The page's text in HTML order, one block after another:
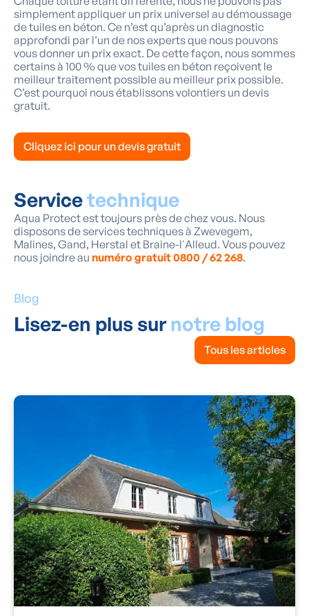
simplement appliquer un prix universel au démoussage
de tuiles en béton. Ce n’est qu’après un diagnostic
approfondi par l’un de nos experts que nous pouvons
vous donner un prix exact. De cette façon, nous sommes
certains à 100 % que vos tuiles en béton reçoivent le
meilleur traitement possible au meilleur prix possible.
C’est pourquoi nous établissons volontiers un devis
gratuit.
Cliquez ici pour un devis gratuit
Servicetechnique
Aqua Protect est toujours près de chez vous. Nous
disposons de services techniques à Zwevegem,
Malines, Gand, Herstal et Braine-l'Alleud. Vous pouvez
nous joindre au numéro gratuit 0800 / 62 268.
Blog
Lisez-en plus surnotre blog
Tous les articles